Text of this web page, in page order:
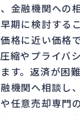
金融機関への
期に検討する
格に近い価格
縮やプライバ
す。返済が困
機関へ相談し
任意売却専門